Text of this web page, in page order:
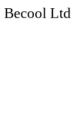
Becool